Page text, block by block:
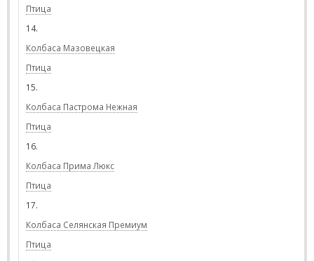
Птица
14.
Колбаса Мазовецкая
Птица
15.
Колбаса Пастрома Нежная
Птица
16.
Колбаса Прима Люкс
Птица
17.
Колбаса Селянская Премиум
Птица